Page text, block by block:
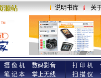
说明书库 关
摄 像 机
数码影音
笔 记 本 掌上无线
打 印 机
扫 描 仪